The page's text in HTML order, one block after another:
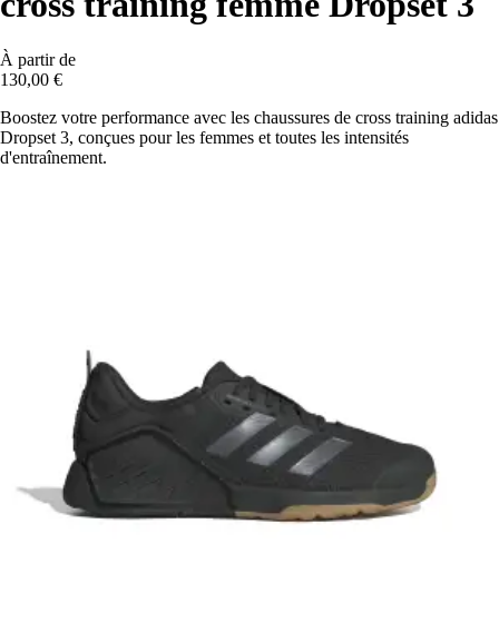
À partir de
130,00 €
Boostez votre performance avec les chaussures de cross training adidas
Dropset 3, conçues pour les femmes et toutes les intensités
d'entraînement.